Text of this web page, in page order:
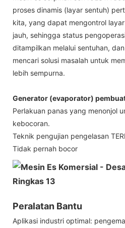
proses dinamis (layar sentuh)
kita, yang dapat mengontrol
jauh, sehingga status
ditampilkan melalui sentuhan,
mencari solusi masalah untuk
lebih sempurna.
Generator (evaporator)
Perlakuan panas yang menonjol
kebocoran.
Teknik pengujian pengelasan
Tidak pernah bocor
Peralatan Bantu
Aplikasi industri optimal: